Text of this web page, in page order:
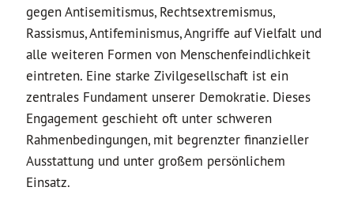
gegen Antisemitismus, Rechtsextremismus,
Rassismus, Antifeminismus, Angriffe auf Vielfalt und
alle weiteren Formen von Menschenfeindlichkeit
eintreten. Eine starke Zivilgesellschaft ist ein
zentrales Fundament unserer Demokratie. Dieses
Engagement geschieht oft unter schweren
Rahmenbedingungen, mit begrenzter finanzieller
Ausstattung und unter großem persönlichem
Einsatz.